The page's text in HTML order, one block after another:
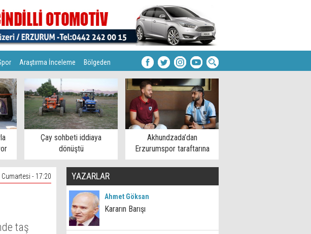
Araştırma İnceleme Bölgeden
Çay sohbeti iddiaya
dönüştü
Akhundzada’dan
Erzurumspor taraftarına
mesaj
- 17:20
taş
YAZARLAR
Ahmet Göksan
Kararın Barışı